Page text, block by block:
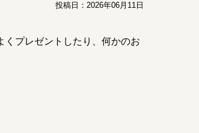
投稿日： 2026年06月11日
くプレゼントしたり、何かのお